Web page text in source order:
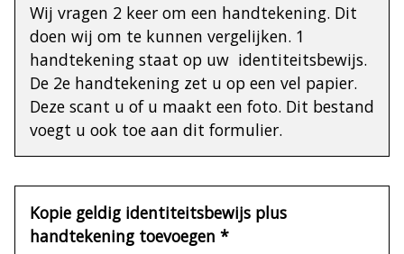
Informatief
bericht
Wij vragen 2 keer om een handtekening. Dit
doen wij om te kunnen vergelijken. 1
handtekening staat op uw identiteitsbewijs.
De 2e handtekening zet u op een vel papier.
Deze scant u of u maakt een foto. Dit bestand
voegt u ook toe aan dit formulier.
Kopie geldig identiteitsbewijs plus
handtekening toevoegen *